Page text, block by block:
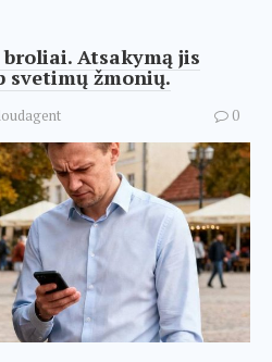
Atsakymą jis
svetimų žmonių.
0